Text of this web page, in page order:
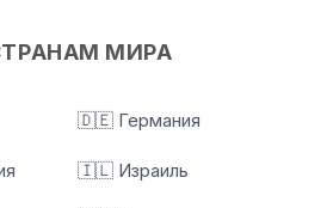
МИРА
🇩🇪 Германия
🇮🇱 Израиль